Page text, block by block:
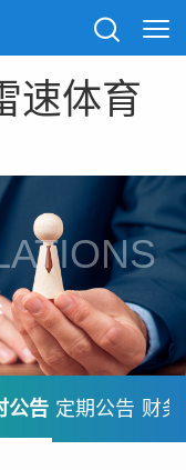
速体育
公告 定期公告 财